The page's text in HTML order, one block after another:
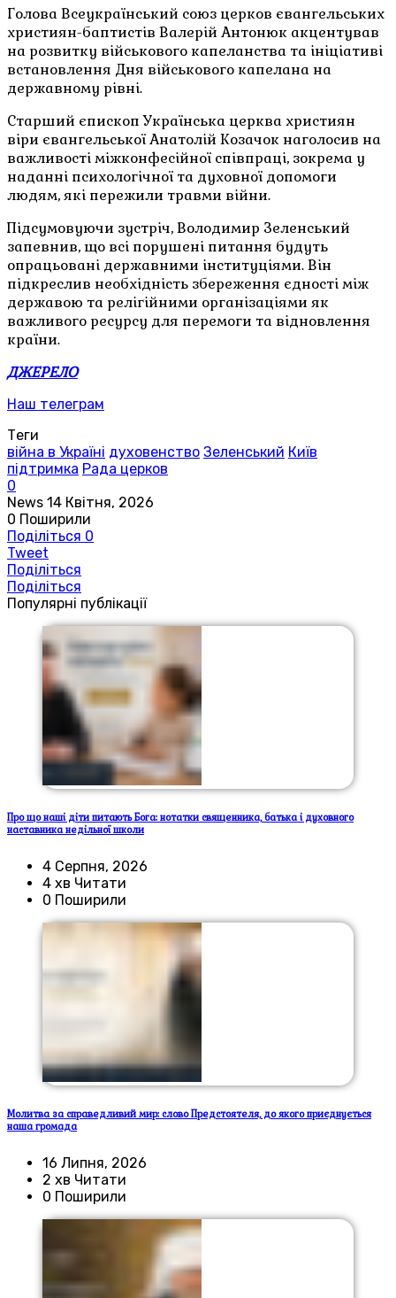
Голова Всеукраїнський союз церков євангельських
християн-баптистів Валерій Антонюк акцентував
на розвитку військового капеланства та ініціативі
встановлення Дня військового капелана на
державному рівні.
Старший єпископ Українська церква християн
віри євангельської Анатолій Козачок наголосив на
важливості міжконфесійної співпраці, зокрема у
наданні психологічної та духовної допомоги
людям, які пережили травми війни.
Підсумовуючи зустріч, Володимир Зеленський
запевнив, що всі порушені питання будуть
опрацьовані державними інституціями. Він
підкреслив необхідність збереження єдності між
державою та релігійними організаціями як
важливого ресурсу для перемоги та відновлення
країни.
ДЖЕРЕЛО
Наш телеграм
Теги
війна в Україні духовенство Зеленський Київ
підтримка Рада церков
0
News 14 Квітня, 2026
0 Поширили
Поділіться 0
Tweet
Поділіться
Поділіться
Популярні публікації
Про що наші діти питають Бога: нотатки священника, батька і духовного
наставника недільної школи
4 Серпня, 2026
4 хв Читати
0 Поширили
Молитва за справедливий мир: слово Предстоятеля, до якого приєднується
наша громада
16 Липня, 2026
2 хв Читати
0 Поширили